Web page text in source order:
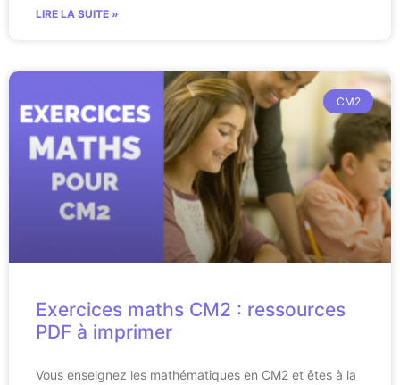
LIRE LA SUITE »
CM2
Exercices maths CM2 : ressources
PDF à imprimer
Vous enseignez les mathématiques en CM2 et êtes à la